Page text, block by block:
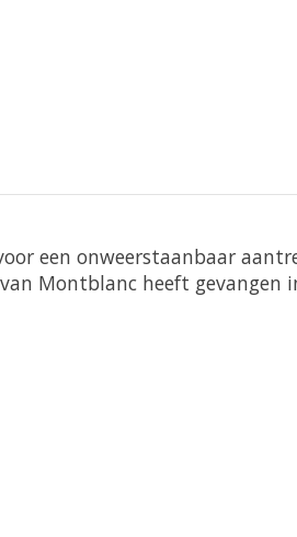
een onweerstaanbaar
Montblanc heeft gevangen